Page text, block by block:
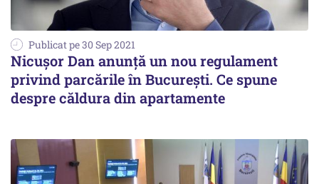
Publicat pe 30 Sep 2021
Nicușor Dan anunță un nou regulament
privind parcările în București. Ce spune
despre căldura din apartamente